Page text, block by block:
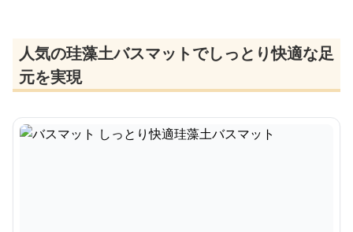
人気の珪藻土バスマットでしっとり快適な足
元を実現